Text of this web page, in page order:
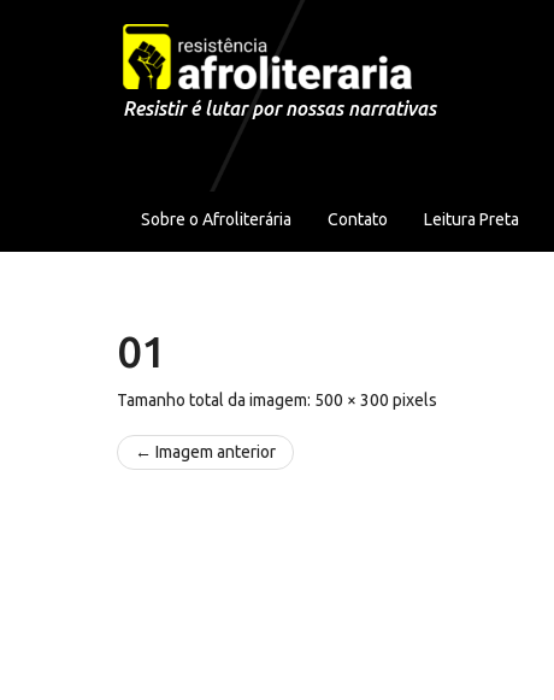
Pular para o conteúdo
Resistir é lutar por nossas narrativas
Sobre o Afroliterária Contato Leitura Preta
01
Tamanho total da imagem: 500 × 300 pixels
← Imagem anterior